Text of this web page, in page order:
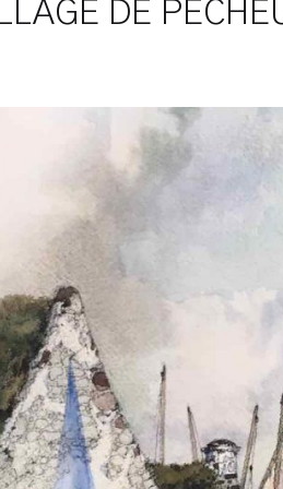
DE